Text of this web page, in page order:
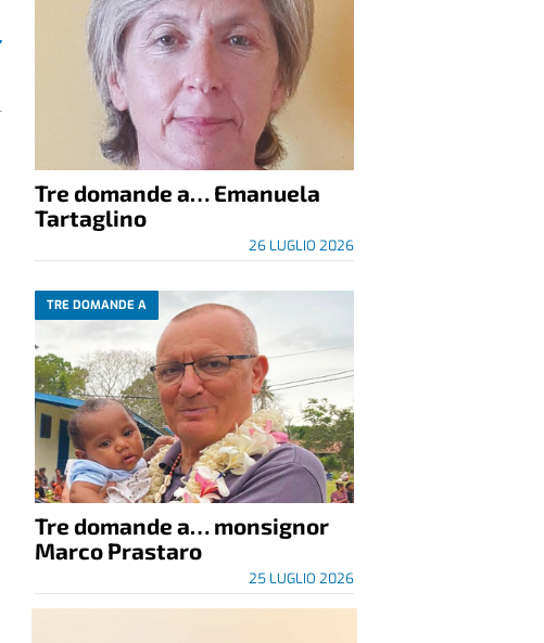
Tre domande a… Emanuela
Tartaglino
26 LUGLIO 2026
TRE DOMANDE A
Tre domande a… monsignor
Marco Prastaro
25 LUGLIO 2026